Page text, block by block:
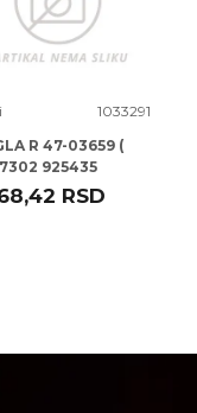
1033291
R 47-03659 (
925435
) A3 -12
RSD